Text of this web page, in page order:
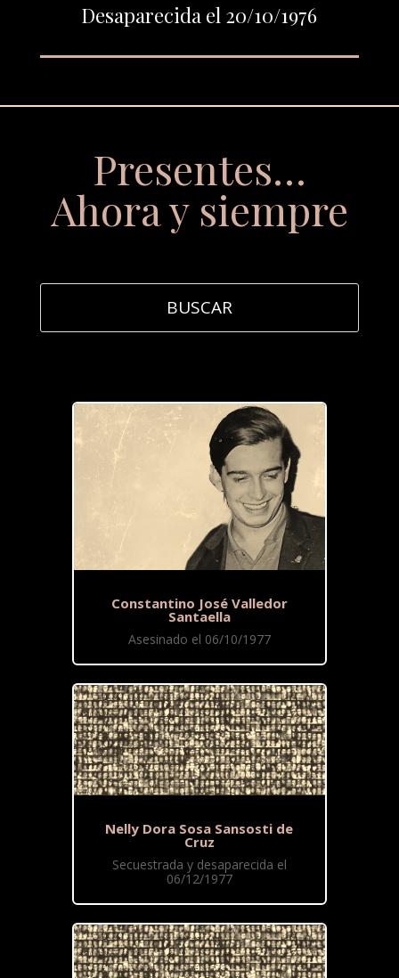
Desaparecida el 20/10/1976
Presentes…
Ahora y siempre
Constantino José Valledor
Santaella
Asesinado el 06/10/1977
Nelly Dora Sosa Sansosti de
Cruz
Secuestrada y desaparecida el
06/12/1977